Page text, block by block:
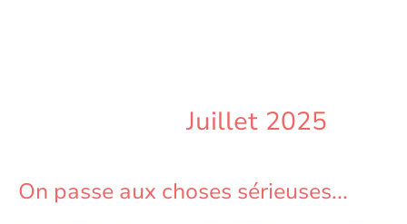
Juillet 2025
On passe aux choses sérieuses...